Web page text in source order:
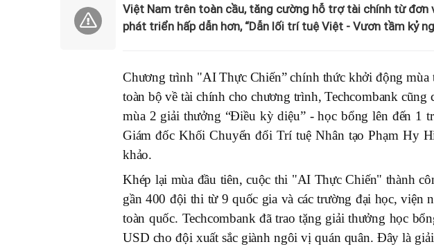
Việt Nam trên toàn cầu, tăng cường hỗ trợ tài chính từ
phát triển hấp dẫn hơn, “Dẫn lối trí tuệ Việt - Vươn tầm kỷ
Chương trình "AI Thực Chiến” chính thức khởi động
toàn bộ về tài chính cho chương trình, Techcombank cũng
mùa 2 giải thưởng “Điều kỳ diệu” - học bổng lên đến 1
Giám đốc Khối Chuyển đổi Trí tuệ Nhân tạo Phạm Hy
khảo.
Khép lại mùa đầu tiên, cuộc thi "AI Thực Chiến" thành
gần 400 đội thi từ 9 quốc gia và các trường đại học, viện
toàn quốc. Techcombank đã trao tặng giải thưởng học
USD cho đội xuất sắc giành ngôi vị quán quân. Đây là